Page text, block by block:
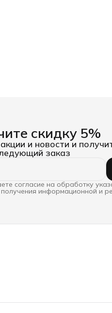
скидку 5%
и новости и
заказ
согласие на обработку
информационной и